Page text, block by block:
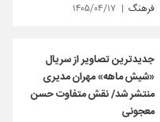
فرهنگ ۱۴۰۵/۰۴/۱۷
جدیدترین تصاویر از سریال
«شیش ماهه» مهران مدیری
منتشر شد/ نقش متفاوت حسن
معجونی